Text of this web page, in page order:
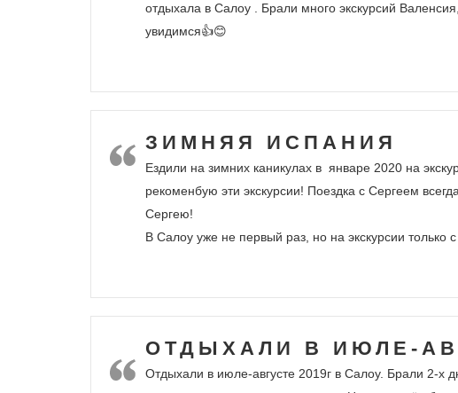
отдыхала в Салоу . Брали много экскурсий
увидимся👍😊
ЗИМНЯЯ ИСПАНИЯ
Ездили на зимних каникулах в январе 2020 на
рекоменбую эти экскурсии! Поездка с Сергеем
Сергею!
В Салоу уже не первый раз, но на экскурсии
ОТДЫХАЛИ В ИЮЛЕ-
Отдыхали в июле-августе 2019г в Салоу. Брали 2-х